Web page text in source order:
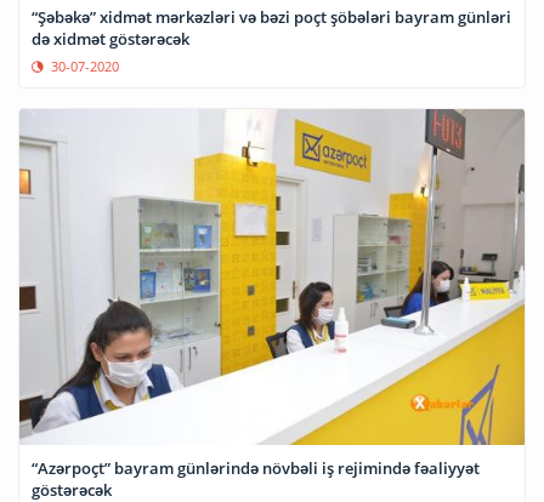
“Şəbəkə” xidmət mərkəzləri və bəzi poçt şöbələri bayram günləri
də xidmət göstərəcək
30-07-2020
“Azərpoçt” bayram günlərində növbəli iş rejimində fəaliyyət
göstərəcək